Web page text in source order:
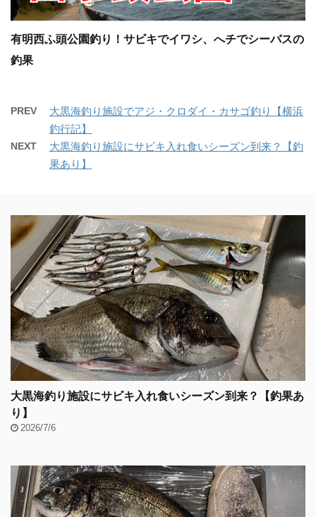
有明西ふ頭公園釣り！サビキでイワシ、へチでシーバスの
釣果
PREV
大黒海釣り施設でアジ・クロダイ・カサゴ釣り【横浜
釣行記】
NEXT
大黒海釣り施設にサビキ入れ食いシーズン到来？【釣
果あり】
大黒海釣り施設にサビキ入れ食いシーズン到来？【釣果あ
り】
2026/7/6